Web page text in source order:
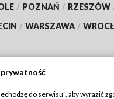
/ POZNAŃ / RZESZÓW
/ WARSZAWA /
do serwisu", aby wyrazić